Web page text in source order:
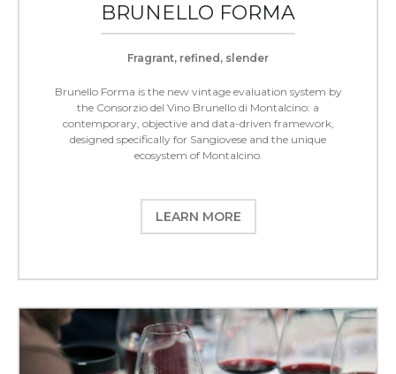
BRUNELLO FORMA
Fragrant, refined, slender
Brunello Forma is the new vintage evaluation system by
the Consorzio del Vino Brunello di Montalcino: a
contemporary, objective and data-driven framework,
designed specifically for Sangiovese and the unique
ecosystem of Montalcino.
LEARN MORE